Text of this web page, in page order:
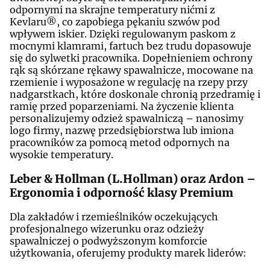
odpornymi na skrajne temperatury nićmi z
Kevlaru®, co zapobiega pękaniu szwów pod
wpływem iskier. Dzięki regulowanym paskom z
mocnymi klamrami, fartuch bez trudu dopasowuje
się do sylwetki pracownika. Dopełnieniem ochrony
rąk są skórzane rękawy spawalnicze, mocowane na
rzemienie i wyposażone w regulację na rzepy przy
nadgarstkach, które doskonale chronią przedramię i
ramię przed poparzeniami. Na życzenie klienta
personalizujemy odzież spawalniczą – nanosimy
logo firmy, nazwę przedsiębiorstwa lub imiona
pracowników za pomocą metod odpornych na
wysokie temperatury.
Leber & Hollman (L.Hollman) oraz Ardon –
Ergonomia i odporność klasy Premium
Dla zakładów i rzemieślników oczekujących
profesjonalnego wizerunku oraz odzieży
spawalniczej o podwyższonym komforcie
użytkowania, oferujemy produkty marek liderów: